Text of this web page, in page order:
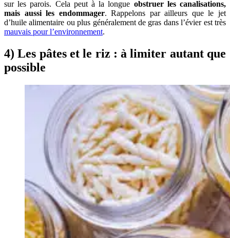
sur les parois. Cela peut à la longue obstruer les canalisations,
mais aussi les endommager. Rappelons par ailleurs que le jet
d’huile alimentaire ou plus généralement de gras dans l’évier est très
mauvais pour l’environnement.
4) Les pâtes et le riz : à limiter autant que
possible